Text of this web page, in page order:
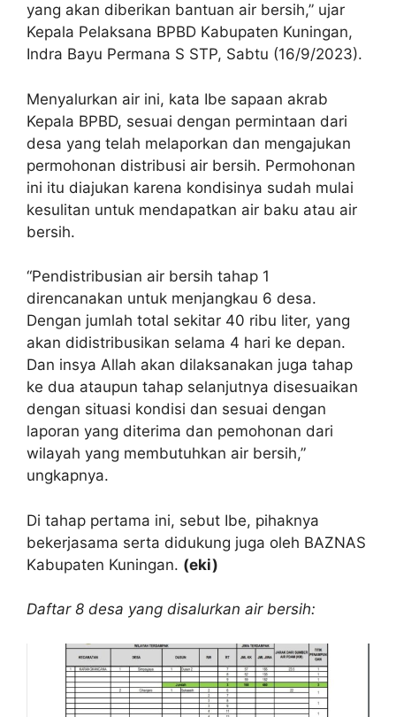
yang akan diberikan bantuan air bersih,” ujar
Kepala Pelaksana BPBD Kabupaten Kuningan,
Indra Bayu Permana S STP, Sabtu (16/9/2023).
Menyalurkan air ini, kata Ibe sapaan akrab
Kepala BPBD, sesuai dengan permintaan dari
desa yang telah melaporkan dan mengajukan
permohonan distribusi air bersih. Permohonan
ini itu diajukan karena kondisinya sudah mulai
kesulitan untuk mendapatkan air baku atau air
bersih.
“Pendistribusian air bersih tahap 1
direncanakan untuk menjangkau 6 desa.
Dengan jumlah total sekitar 40 ribu liter, yang
akan didistribusikan selama 4 hari ke depan.
Dan insya Allah akan dilaksanakan juga tahap
ke dua ataupun tahap selanjutnya disesuaikan
dengan situasi kondisi dan sesuai dengan
laporan yang diterima dan pemohonan dari
wilayah yang membutuhkan air bersih,”
ungkapnya.
Di tahap pertama ini, sebut Ibe, pihaknya
bekerjasama serta didukung juga oleh BAZNAS
Kabupaten Kuningan. (eki)
Daftar 8 desa yang disalurkan air bersih: